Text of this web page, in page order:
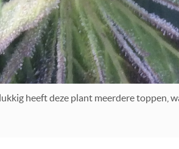
heeft deze plant meerdere toppen,